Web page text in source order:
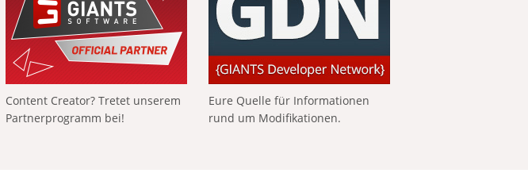
Content Creator? Tretet unserem
Partnerprogramm bei!
Eure Quelle für Informationen
rund um Modifikationen.